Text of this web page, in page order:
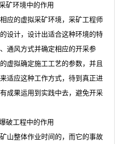
矿环境中的作用
应的虚拟采矿环境，采矿工程师
设计，设计出适合这种环境的特
通风方式并确定相应的开采参
虚拟确定施工工艺的参数，并且
适应这种工作方式，待到真正进
成果运用到实践中去，避免开采
破工程中的作用
山整体作业时间的，而它的事故